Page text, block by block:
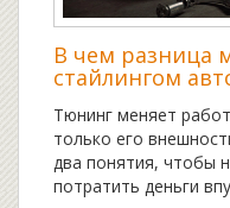
В чем разница
стайлингом
Тюнинг меняет
только его
два понятия, чтобы
потратить деньги